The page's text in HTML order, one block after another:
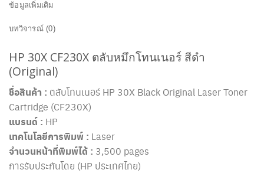
ข้อมูลเพิ่มเติม
บทวิจารณ์ (0)
HP 30X CF230X ตลับหมึกโทนเนอร์ สีดำ
(Original)
ชื่อสินค้า : ตลับโทนเนอร์ HP 30X Black Original Laser Toner
Cartridge (CF230X)
แบรนด์ : HP
เทคโนโลยีการพิมพ์ : Laser
จำนวนหน้าที่พิมพ์ได้ : 3,500 pages
การรับประกันโดย (HP ประเทศไทย)